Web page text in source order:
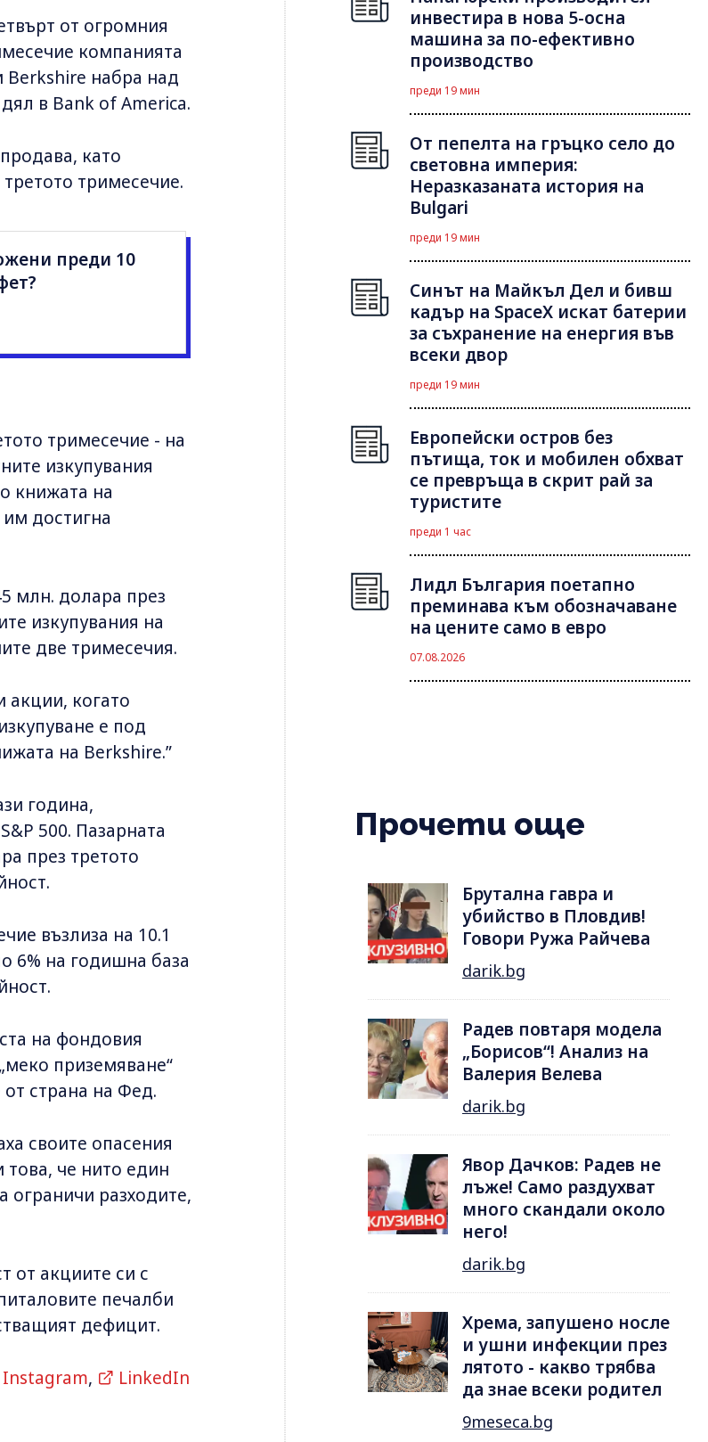
от огромния
компанията
набра над
в Bank of America.
като
тримесечие.
преди 10
тримесечие - на
изкупувания
книжата на
достигна
млн. долара през
изкупувания на
две тримесечия.
акции, когато
е под
на Berkshire.”
година,
500. Пазарната
през третото
възлиза на 10.1
6% на годишна база
на фондовия
приземяване“
страна на Фед.
своите опасения
че нито един
ограничи разходите,
от акциите си с
печалби
дефицит.
Instagram,
LinkedIn
инвестира в нова 5-осна
машина за по-ефективно
производство
преди 19 мин
От пепелта на гръцко село до
световна империя:
Неразказаната история на
Bulgari
преди 19 мин
Синът на Майкъл Дeл и бивш
кадър на SpaceX искат батерии
за съхранение на енергия във
всеки двор
преди 19 мин
Европейски остров без
пътища, ток и мобилен обхват
се превръща в скрит рай за
туристите
преди 1 час
Лидл България поетапно
преминава към обозначаване
на цените само в евро
07.08.2026
Прочети още
Брутална гавра и
убийство в Пловдив!
Говори Ружа Райчева
darik.bg
Радев повтаря модела
„Борисов“! Анализ на
Валерия Велева
darik.bg
Явор Дачков: Радев не
лъже! Само раздухват
много скандали около
него!
darik.bg
Хрема, запушено носле
и ушни инфекции през
лятотo - какво трябва
да знае всеки родител
9meseca.bg